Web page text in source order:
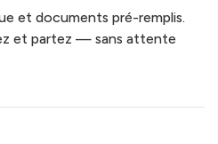
et documents pré-remplis.
et partez — sans attente